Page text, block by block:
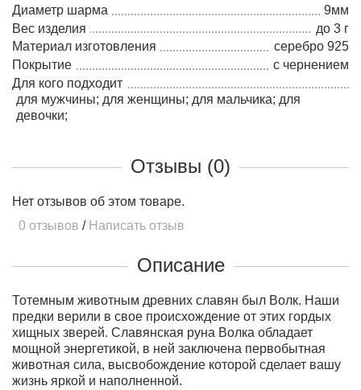
Диаметр шарма
9мм
Вес изделия
до 3 г
Материал изготовления
серебро 925
Покрытие
с чернением
Для кого подходит
для мужчины; для женщины; для мальчика; для
девочки;
Отзывы (0)
Нет отзывов об этом товаре.
0 отзывов / Написать отзыв
Описание
Тотемным животным древних славян был Волк. Наши
предки верили в свое происхождение от этих гордых
хищных зверей. Славянская руна Волка обладает
мощной энергетикой, в ней заключена первобытная
животная сила, высвобождение которой сделает вашу
жизнь яркой и наполненной.